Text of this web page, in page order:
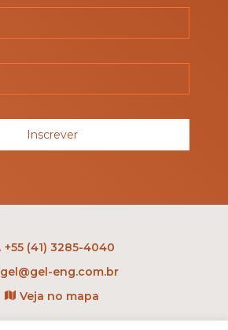
Inscrever
+55 (41) 3285-4040
gel@gel-eng.com.br
Veja no mapa